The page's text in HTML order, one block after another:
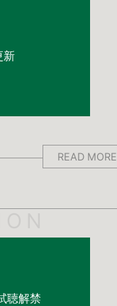
新
READ MORE
聴解禁